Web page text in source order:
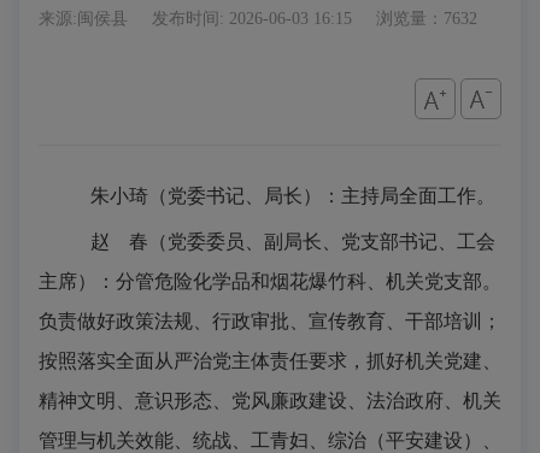
来源:闽侯县 发布时间: 2026-06-03 16:15 浏览量：7632
朱小琦（党委书记、局长）：主持局全面工作。
赵 春（党委委员、副局长、党支部书记、工会
主席）：分管危险化学品和烟花爆竹科、机关党支部。
负责做好政策法规、行政审批、宣传教育、干部培训；
按照落实全面从严治党主体责任要求，抓好机关党建、
精神文明、意识形态、党风廉政建设、法治政府、机关
管理与机关效能、统战、工青妇、综治 （平安建设）